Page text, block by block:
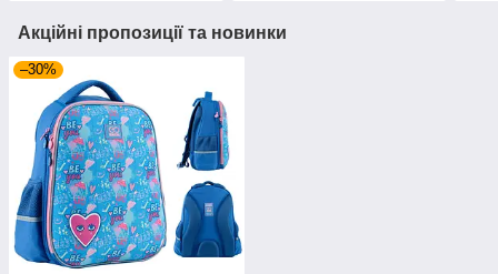
Акційні пропозиції та новинки
–30%